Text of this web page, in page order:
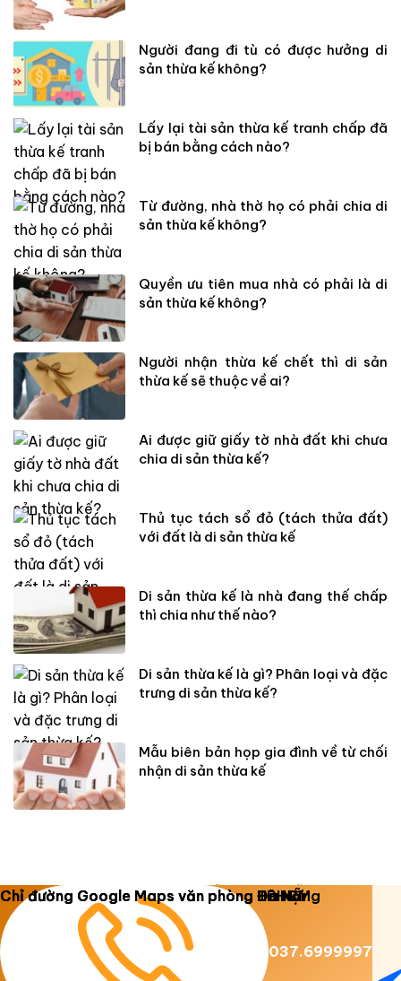
Người đang đi tù có được hưởng di
sản thừa kế không?
Lấy lại tài sản thừa kế tranh chấp đã
bị bán bằng cách nào?
Từ đường, nhà thờ họ có phải chia di
sản thừa kế không?
Quyền ưu tiên mua nhà có phải là di
sản thừa kế không?
Người nhận thừa kế chết thì di sản
thừa kế sẽ thuộc về ai?
Ai được giữ giấy tờ nhà đất khi chưa
chia di sản thừa kế?
Thủ tục tách sổ đỏ (tách thửa đất)
với đất là di sản thừa kế
Di sản thừa kế là nhà đang thế chấp
thì chia như thế nào?
Di sản thừa kế là gì? Phân loại và đặc
trưng di sản thừa kế?
Mẫu biên bản họp gia đình về từ chối
nhận di sản thừa kế
Copyright 2026 © Luật Dương Gia